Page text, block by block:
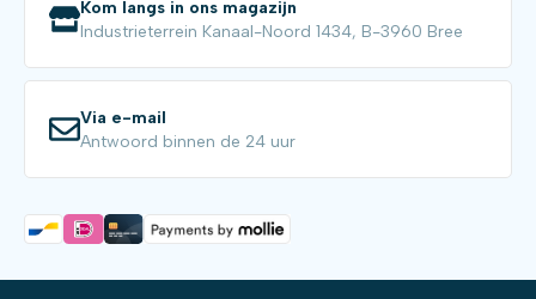
Kom langs in ons magazijn
Industrieterrein Kanaal-Noord 1434, B-3960 Bree
Via e-mail
Antwoord binnen de 24 uur